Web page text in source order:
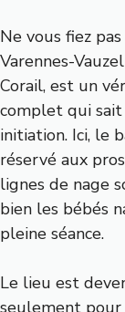
Ne vous fiez
Varennes-
Corail, est un
complet qui
initiation. Ici, le
réservé aux
lignes de nage
bien les bébés
pleine séance.
Le lieu est
seulement pour